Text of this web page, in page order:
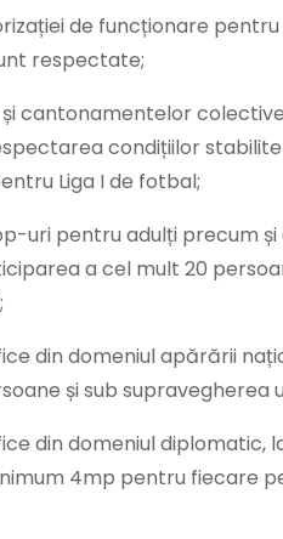
de funcționare
respectate;
condițiilor
Liga I de fotbal;
uri pentru adulți precum
a cel mult 20
din domeniul apărării
și sub supravegherea
din domeniul diplomatic,
4mp pentru fiecare